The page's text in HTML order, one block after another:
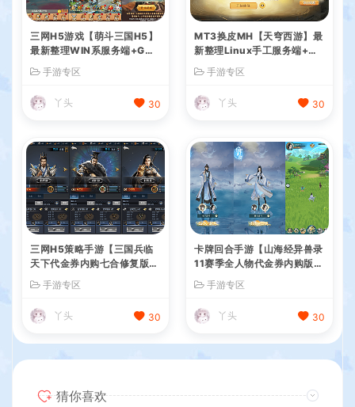
三网H5游戏【萌斗三国H5】
最新整理WIN系服务端+GM
后台+详细搭建教程
手游专区
丫头 30
MT3换皮MH【天穹西游】最
新整理Linux手工服务端+安
卓苹果双端+GM后台+详细搭
建教程+全套源码+视频教程
手游专区
丫头 30
三网H5策略手游【三国兵临
天下代金券内购七合修复版】
最新整理单机一键即玩镜像端
+Linux手工服务端+管理后台
+GM授权后台+简易安卓客户
端+详细搭建教程+视频教程
手游专区
丫头 30
卡牌回合手游【山海经异兽录
11赛季全人物代金券内购版】
最新整理WIN系服务端+授权
GM后台+管理后台+热更修改
工具+安卓+详细搭建教程
手游专区
丫头 30
猜你喜欢